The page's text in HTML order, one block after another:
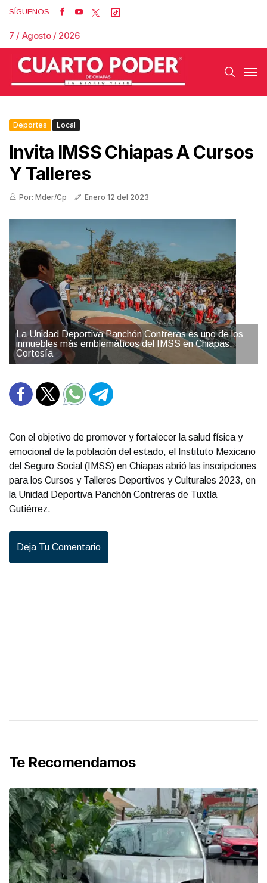
SÍGUENOS
7 / Agosto / 2026
Deportes Local
Invita IMSS Chiapas A Cursos
Y Talleres
Por: Mder/Cp Enero 12 del 2023
La Unidad Deportiva Panchón Contreras es uno de los
inmuebles más emblemáticos del IMSS en Chiapas.
Cortesía
Con el objetivo de promover y fortalecer la salud física y
emocional de la población del estado, el Instituto Mexicano
del Seguro Social (IMSS) en Chiapas abrió las inscripciones
para los Cursos y Talleres Deportivos y Culturales 2023, en
la Unidad Deportiva Panchón Contreras de Tuxtla
Gutiérrez.
Deja Tu Comentario
Te Recomendamos